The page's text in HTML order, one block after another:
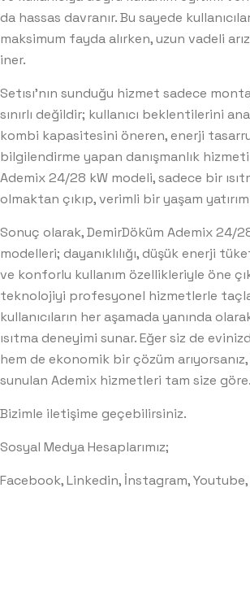
da hassas davranır. Bu sayede
maksimum fayda alırken, uzun vadeli
iner.
Setısı’nın sunduğu hizmet sadece
sınırlı değildir; kullanıcı beklentilerini
kombi kapasitesini öneren, enerji
bilgilendirme yapan danışmanlık
Ademix 24/28 kW modeli, sadece bir
olmaktan çıkıp, verimli bir yaşam
Sonuç olarak, DemirDöküm Ademix 24/
modelleri; dayanıklılığı, düşük enerji
ve konforlu kullanım özellikleriyle öne
teknolojiyi profesyonel hizmetlerle
kullanıcıların her aşamada yanında
ısıtma deneyimi sunar. Eğer siz de
hem de ekonomik bir çözüm arıyorsanız,
sunulan Ademix hizmetleri tam size göre.
Bizimle iletişime geçebilirsiniz.
Sosyal Medya Hesaplarımız;
Facebook,Linkedin, İnstagram,Youtube,